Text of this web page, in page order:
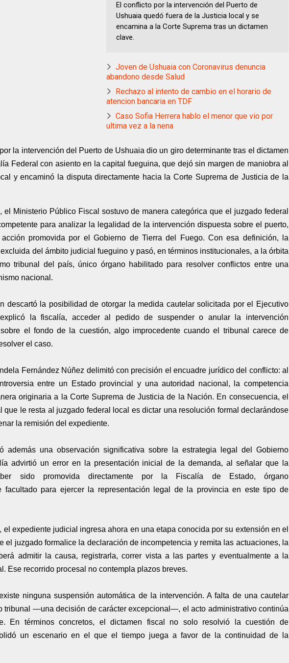
El conflicto por la intervención del Puerto de
Ushuaia quedó fuera de la Justicia local y se
encamina a la Corte Suprema tras un dictamen
clave.
Joven de Ushuaia con Coronavirus denuncia
abandono desde Salud
Rechazo al intento de cambio en el horario de
atencion bancaria en TDF
Caso Sofia Herrera hablo el menor que vio por
ultima vez a la nena
la intervención del Puerto de Ushuaia dio un giro determinante tras el dictamen
Federal con asiento en la capital fueguina, que dejó sin margen de maniobra al
y encaminó la disputa directamente hacia la Corte Suprema de Justicia de la
el Ministerio Público Fiscal sostuvo de manera categórica que el juzgado federal
para analizar la legalidad de la intervención dispuesta sobre el puerto,
promovida por el Gobierno de Tierra del Fuego. Con esa definición, la
del ámbito judicial fueguino y pasó, en términos institucionales, a la órbita
tribunal del país, único órgano habilitado para resolver conflictos entre una
nacional.
descartó la posibilidad de otorgar la medida cautelar solicitada por el Ejecutivo
la fiscalía, acceder al pedido de suspender o anular la intervención
el fondo de la cuestión, algo improcedente cuando el tribunal carece de
el caso.
Fernández Núñez delimitó con precisión el encuadre jurídico del conflicto: al
entre un Estado provincial y una autoridad nacional, la competencia
originaria a la Corte Suprema de Justicia de la Nación. En consecuencia, el
que le resta al juzgado federal local es dictar una resolución formal declarándose
la remisión del expediente.
además una observación significativa sobre la estrategia legal del Gobierno
advirtió un error en la presentación inicial de la demanda, al señalar que la
sido promovida directamente por la Fiscalía de Estado, órgano
facultado para ejercer la representación legal de la provincia en este tipo de
el expediente judicial ingresa ahora en una etapa conocida por su extensión en el
el juzgado formalice la declaración de incompetencia y remita las actuaciones, la
admitir la causa, registrarla, correr vista a las partes y eventualmente a la
Ese recorrido procesal no contempla plazos breves.
ninguna suspensión automática de la intervención. A falta de una cautelar
tribunal —una decisión de carácter excepcional—, el acto administrativo continúa
En términos concretos, el dictamen fiscal no solo resolvió la cuestión de
un escenario en el que el tiempo juega a favor de la continuidad de la